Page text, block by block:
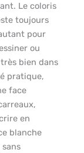
Le coloris
toujours
pour
ou
bien dans
pratique,
face
en
blanche